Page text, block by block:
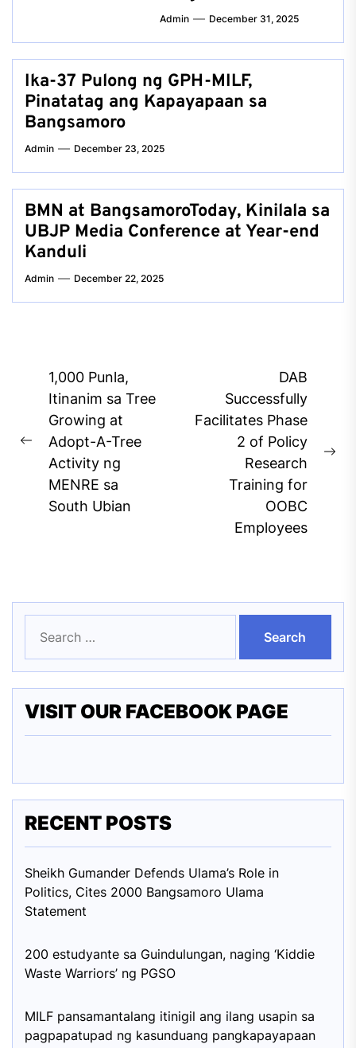
Admin December 31, 2025
Ika-37 Pulong ng GPH-MILF,
Pinatatag ang Kapayapaan sa
Bangsamoro
Admin December 23, 2025
BMN at BangsamoroToday, Kinilala sa
UBJP Media Conference at Year-end
Kanduli
Admin December 22, 2025
Post
navigation
Previous
post:
1,000 Punla,
Itinanim sa Tree
Growing at
Adopt-A-Tree
Activity ng
MENRE sa
South Ubian
DAB
Successfully
Facilitates Phase
2 of Policy
Research
Training for
OOBC
Employees
for:
VISIT OUR FACEBOOK PAGE
RECENT POSTS
Sheikh Gumander Defends Ulama’s Role in
Politics, Cites 2000 Bangsamoro Ulama
Statement
200 estudyante sa Guindulungan, naging ‘Kiddie
Waste Warriors’ ng PGSO
MILF pansamantalang itinigil ang ilang usapin sa
pagpapatupad ng kasunduang pangkapayapaan